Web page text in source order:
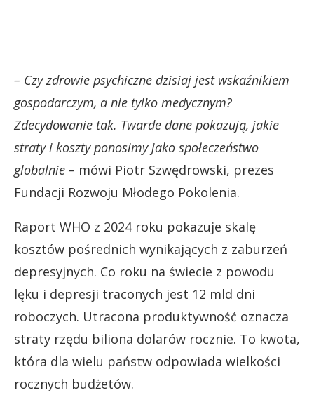
– Czy zdrowie psychiczne dzisiaj jest wskaźnikiem
gospodarczym, a nie tylko medycznym?
Zdecydowanie tak. Twarde dane pokazują, jakie
straty i koszty ponosimy jako społeczeństwo
globalnie – mówi Piotr Szwędrowski, prezes
Fundacji Rozwoju Młodego Pokolenia.
Raport WHO z 2024 roku pokazuje skalę
kosztów pośrednich wynikających z zaburzeń
depresyjnych. Co roku na świecie z powodu
lęku i depresji traconych jest 12 mld dni
roboczych. Utracona produktywność oznacza
straty rzędu biliona dolarów rocznie. To kwota,
która dla wielu państw odpowiada wielkości
rocznych budżetów.